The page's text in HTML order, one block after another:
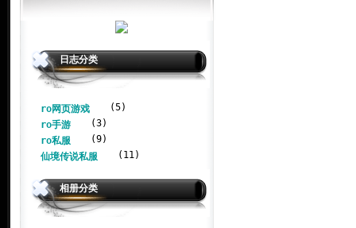
日志分类
ro网页游戏
(5)
ro手游
(3)
ro私服
(9)
仙境传说私服
(11)
相册分类